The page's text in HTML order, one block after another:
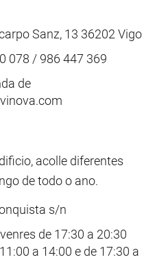
Sanz, 13 36202 Vigo
078 / 986 447 369
de
acolle diferentes
de todo o ano.
s/n
de 17:30 a 20:30
a 14:00 e de 17:30 a